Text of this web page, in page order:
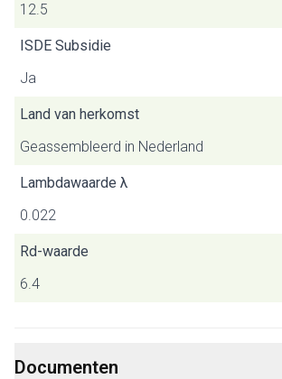
12.5
ISDE Subsidie
Ja
Land van herkomst
Geassembleerd in Nederland
Lambdawaarde λ
0.022
Rd-waarde
6.4
Documenten